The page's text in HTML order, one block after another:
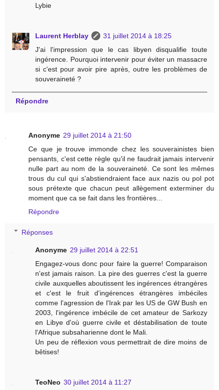
Lybie
Laurent Herblay
31 juillet 2014 à 18:25
J'ai l'impression que le cas libyen disqualifie toute
ingérence. Pourquoi intervenir pour éviter un massacre
si c'est pour avoir pire après, outre les problèmes de
souveraineté ?
Répondre
Anonyme 29 juillet 2014 à 21:50
Ce que je trouve immonde chez les souverainistes bien
pensants, c'est cette règle qu'il ne faudrait jamais intervenir
nulle part au nom de la souveraineté. Ce sont les mêmes
trous du cul qui s'abstiendraient face aux nazis ou pol pot
sous prétexte que chacun peut allègement exterminer du
moment que ca se fait dans les frontières...
Répondre
Réponses
Anonyme 29 juillet 2014 à 22:51
Engagez-vous donc pour faire la guerre! Comparaison
n'est jamais raison. La pire des guerres c'est la guerre
civile auxquelles aboutissent les ingérences étrangères
et c'est le fruit d'ingérences étrangères imbéciles
comme l'agression de l'Irak par les US de GW Bush en
2003, l'ingérence imbécile de cet amateur de Sarkozy
en Libye d'où guerre civile et déstabilisation de toute
l'Afrique subsaharienne dont le Mali.
Un peu de réflexion vous permettrait de dire moins de
bêtises!
TeoNeo 30 juillet 2014 à 11:27